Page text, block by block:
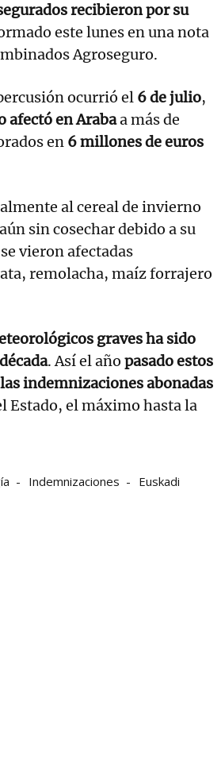
recibieron por su
este lunes en una nota
Agroseguro.
ocurrió el 6 de julio,
afectó en Arabaa más de
en 6 millones de euros
al cereal de invierno
sin cosechar debido a su
vieron afectadas
remolacha, maíz forrajero
graves ha sido
. Así el año pasado estos
indemnizaciones abonadas
Estado, el máximo hasta la
Indemnizaciones Euskadi